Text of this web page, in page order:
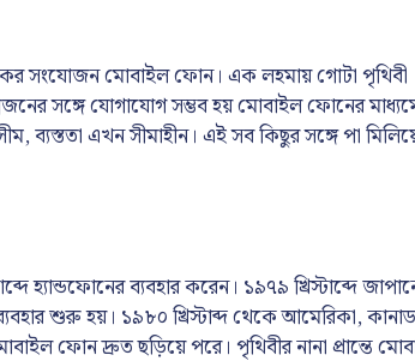
সংযোজন মোবাইল ফোন। এক লহমায় গোটা পৃথিবী
সঙ্গে যোগাযোগ সম্ভব হয় মোবাইল ফোনের
ব্যস্ততা এখন সীমাহীন। এই সব কিছুর সঙ্গে পা
হ্যান্ডফোনের ব্যবহার করেন। ১৯৭৯ খ্রিস্টাব্দে
শুরু হয়। ১৯৮০ খ্রিস্টাব্দ থেকে আমেরিকা,
ফোন দ্রুত ছড়িয়ে পরে। পৃথিবীর নানা প্রান্তে